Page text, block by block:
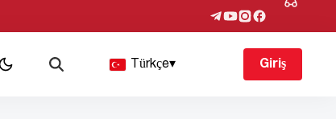
Türkçe▾ Giriş